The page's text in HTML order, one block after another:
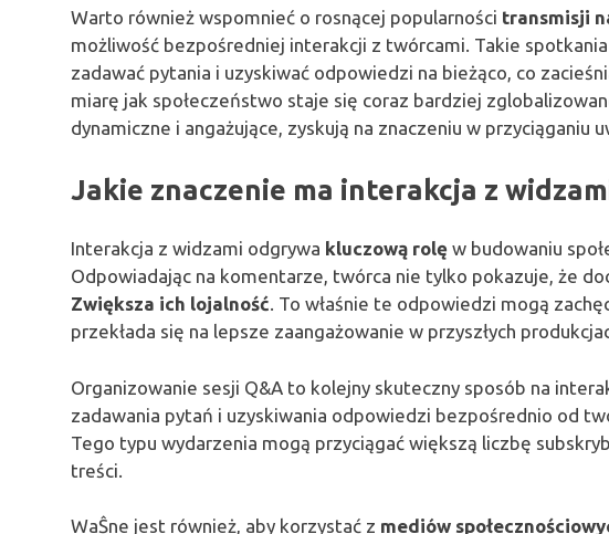
Warto również wspomnieć o rosnącej popularności transmisji
możliwość bezpośredniej interakcji z twórcami. Takie
zadawać pytania i uzyskiwać odpowiedzi na bieżąco, co
miarę jak społeczeństwo staje się coraz bardziej
dynamiczne i angażujące, zyskują na znaczeniu w przyciąganiu
Jakie znaczenie ma interakcja z
Interakcja z widzami odgrywa kluczową rolę w budowaniu
Odpowiadając na komentarze, twórca nie tylko pokazuje, że
Zwiększa ich lojalność. To właśnie te odpowiedzi mogą
przekłada się na lepsze zaangażowanie w przyszłych
Organizowanie sesji Q&A to kolejny skuteczny sposób na
zadawania pytań i uzyskiwania odpowiedzi bezpośrednio od
Tego typu wydarzenia mogą przyciągać większą liczbę
treści.
WaŜne jest również, aby korzystać z mediów